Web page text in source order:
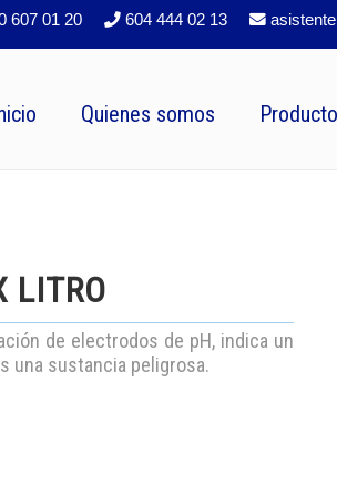
607 01 20 604 444 02 13
Quienes somos
LITRO
de electrodos de pH, indica un
una sustancia peligrosa.